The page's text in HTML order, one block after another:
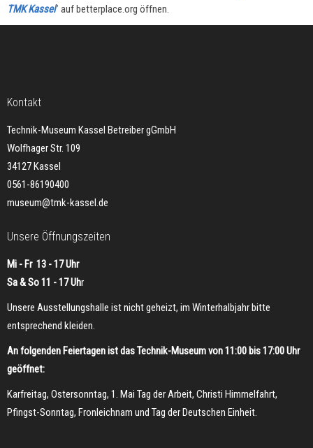
TMK Kassel" auf betterplace.org öffnen.
Kontakt
Technik-Museum Kassel Betreiber gGmbH
Wolfhager Str. 109
34127 Kassel
0561-86190400
museum@tmk-kassel.de
Unsere Öffnungszeiten
Mi - Fr 13 - 17 Uhr
Sa & So 11 - 17 Uhr
Unsere Ausstellungshalle ist nicht geheizt, im Winterhalbjahr bitte
entsprechend kleiden.
An folgenden Feiertagen ist das Technik-Museum von 11:00 bis 17:00 Uhr
geöffnet:
Karfreitag, Ostersonntag, 1. Mai Tag der Arbeit, Christi Himmelfahrt,
Pfingst-Sonntag, Fronleichnam und Tag der Deutschen Einheit.